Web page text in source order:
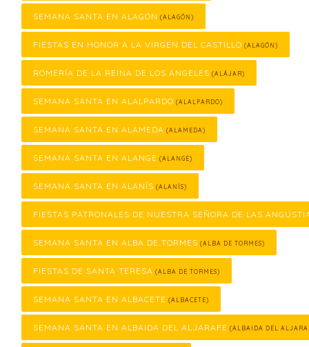
SEMANA SANTA EN ALAGÓN (ALAGÓN)
FIESTAS EN HONOR A LA VIRGEN DEL CASTILLO (ALAGÓN)
ROMERÍA DE LA REINA DE LOS ÁNGELES (ALÁJAR)
SEMANA SANTA EN ALALPARDO (ALALPARDO)
SEMANA SANTA EN ALAMEDA (ALAMEDA)
SEMANA SANTA EN ALANGE (ALANGE)
SEMANA SANTA EN ALANÍS (ALANÍS)
FIESTAS PATRONALES DE NUESTRA SEÑORA DE LAS
SEMANA SANTA EN ALBA DE TORMES (ALBA DE TORMES)
FIESTAS DE SANTA TERESA (ALBA DE TORMES)
SEMANA SANTA EN ALBACETE (ALBACETE)
SEMANA SANTA EN ALBAIDA DEL ALJARAFE (ALBAIDA DEL